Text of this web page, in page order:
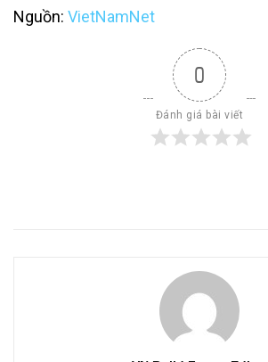
Nguồn: VietNamNet
0
Đánh giá bài viết